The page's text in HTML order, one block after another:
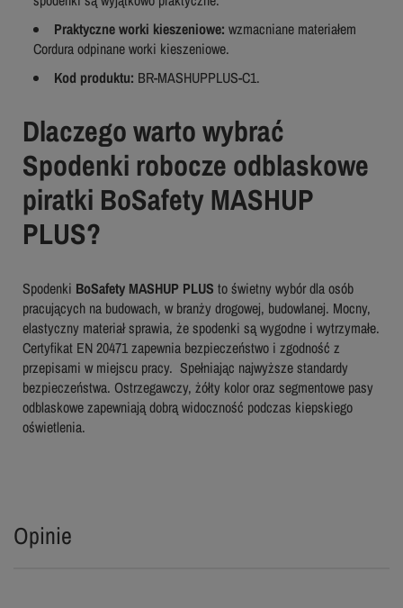
Praktyczne worki kieszeniowe: wzmacniane materiałem
Cordura odpinane worki kieszeniowe.
Kod produktu: BR-MASHUPPLUS-C1.
Dlaczego warto wybrać
Spodenki robocze odblaskowe
piratki BoSafety MASHUP
PLUS?
Spodenki BoSafety MASHUP PLUS to świetny wybór dla osób
pracujących na budowach, w branży drogowej, budowlanej. Mocny,
elastyczny materiał sprawia, że spodenki są wygodne i wytrzymałe.
Certyfikat EN 20471 zapewnia bezpieczeństwo i zgodność z
przepisami w miejscu pracy. Spełniając najwyższe standardy
bezpieczeństwa. Ostrzegawczy, żółty kolor oraz segmentowe pasy
odblaskowe zapewniają dobrą widoczność podczas kiepskiego
oświetlenia.
Opinie